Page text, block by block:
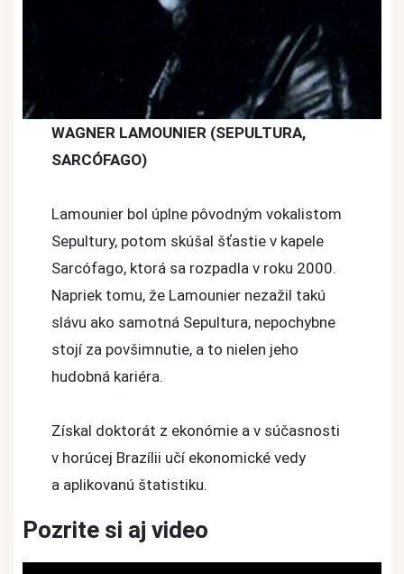
WAGNER LAMOUNIER (SEPULTURA,
SARCÓFAGO)
Lamounier bol úplne pôvodným vokalistom
Sepultury, potom skúšal šťastie v kapele
Sarcófago, ktorá sa rozpadla v roku 2000.
Napriek tomu, že Lamounier nezažil takú
slávu ako samotná Sepultura, nepochybne
stojí za povšimnutie, a to nielen jeho
hudobná kariéra.
Získal doktorát z ekonómie a v súčasnosti
v horúcej Brazílii učí ekonomické vedy
a aplikovanú štatistiku.
Pozrite si aj video